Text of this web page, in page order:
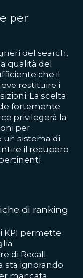
per
del search,
qualità del
che il
restituire i
La scelta
fortemente
privilegerà la
per
un sistema di
il recupero
di ranking
KPI permette
di Recall
sta ignorando
mancata